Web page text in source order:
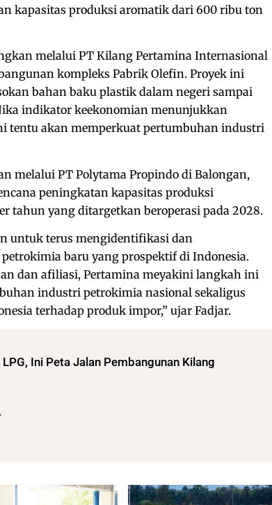
kapasitas produksi aromatik dari 600 ribu ton
melalui PT Kilang Pertamina Internasional
kompleks Pabrik Olefin. Proyek ini
bahan baku plastik dalam negeri sampai
indikator keekonomian menunjukkan
tentu akan memperkuat pertumbuhan industri
melalui PT Polytama Propindo di Balongan,
peningkatan kapasitas produksi
tahun yang ditargetkan beroperasi pada 2028.
untuk terus mengidentifikasi dan
baru yang prospektif di Indonesia.
dan afiliasi, Pertamina meyakini langkah ini
industri petrokimia nasional sekaligus
terhadap produk impor,” ujar Fadjar.
Ini Peta Jalan Pembangunan Kilang